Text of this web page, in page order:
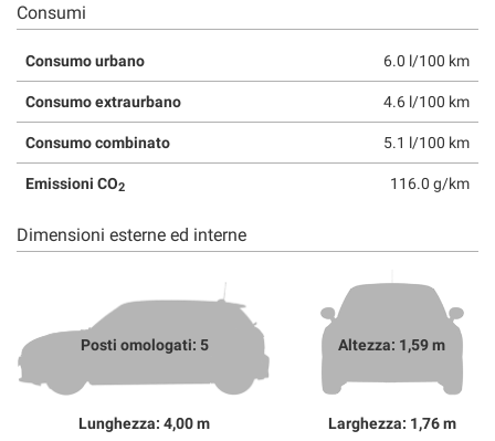
Consumi
Consumo urbano 6.0 l/100 km
Consumo extraurbano 4.6 l/100 km
Consumo combinato 5.1 l/100 km
Emissioni CO2 116.0 g/km
Dimensioni esterne ed interne
Posti omologati: 5
Lunghezza: 4,00 m
Altezza: 1,59 m
Larghezza: 1,76 m